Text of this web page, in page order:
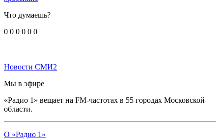
Что думаешь?
0 0 0 0 0 0
Новости СМИ2
Мы в эфире
«Радио 1» вещает на FM-частотах в 55 городах Московской
области.
О «Радио 1»